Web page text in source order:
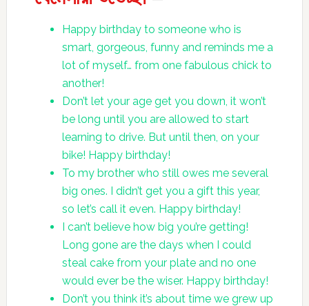
Happy birthday to someone who is
smart, gorgeous, funny and reminds me a
lot of myself… from one fabulous chick to
another!
Don’t let your age get you down, it won’t
be long until you are allowed to start
learning to drive. But until then, on your
bike! Happy birthday!
To my brother who still owes me several
big ones. I didn’t get you a gift this year,
so let’s call it even. Happy birthday!
I can’t believe how big you’re getting!
Long gone are the days when I could
steal cake from your plate and no one
would ever be the wiser. Happy birthday!
Don’t you think it’s about time we grew up